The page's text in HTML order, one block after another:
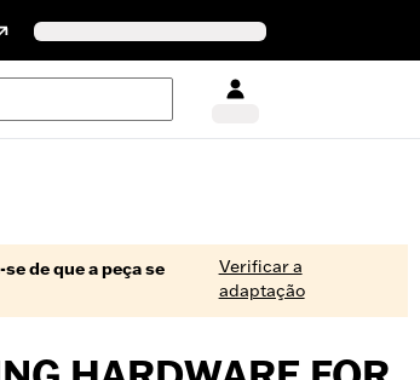
de que a peça se
Verificar a
adaptação